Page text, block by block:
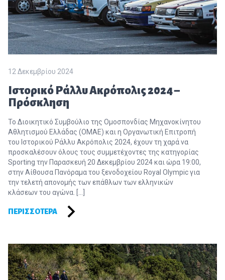
12 Δεκεμβρίου 2024
Ιστορικό Ράλλυ Ακρόπολις 2024 –
Πρόσκληση
Το Διοικητικό Συμβούλιο της Ομοσπονδίας Μηχανοκίνητου
Αθλητισμού Ελλάδας (ΟΜΑΕ) και η Οργανωτική Επιτροπή
του Ιστορικού Ράλλυ Ακρόπολις 2024, έχουν τη χαρά να
προσκαλέσουν όλους τους συμμετέχοντες της κατηγορίας
Sporting την Παρασκευή 20 Δεκεμβρίου 2024 και ώρα 19:00,
στην Αίθουσα Πανόραμα του ξενοδοχείου Royal Olympic για
την τελετή απονομής των επάθλων των ελληνικών
κλάσεων του αγώνα. […]
ΠΕΡΙΣΣΌΤΕΡΑ